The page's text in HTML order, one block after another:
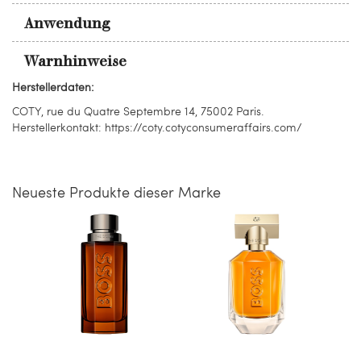
Anwendung
Warnhinweise
Herstellerdaten:
COTY, rue du Quatre Septembre 14, 75002 Paris.
Herstellerkontakt: https://coty.cotyconsumeraffairs.com/
Neueste Produkte dieser Marke